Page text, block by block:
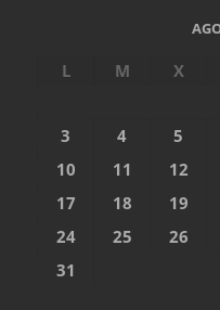
L M X
3
4 5
10
11 12
17
18 19
24
25 26
31